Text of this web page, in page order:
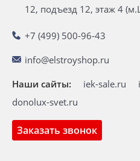
12, подъезд 12, этаж 4
+7 (499) 500-96-43
info@elstroyshop.ru
Заказать звонок
Наши сайты: iek-sale.ru
donolux-svet.ru